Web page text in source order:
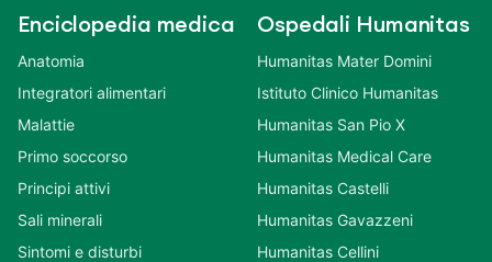
Enciclopedia medica
Anatomia
Integratori alimentari
Malattie
Primo soccorso
Principi attivi
Sali minerali
Sintomi e disturbi
Ospedali Humanitas
Humanitas Mater Domini
Istituto Clinico Humanitas
Humanitas San Pio X
Humanitas Medical Care
Humanitas Castelli
Humanitas Gavazzeni
Humanitas Cellini